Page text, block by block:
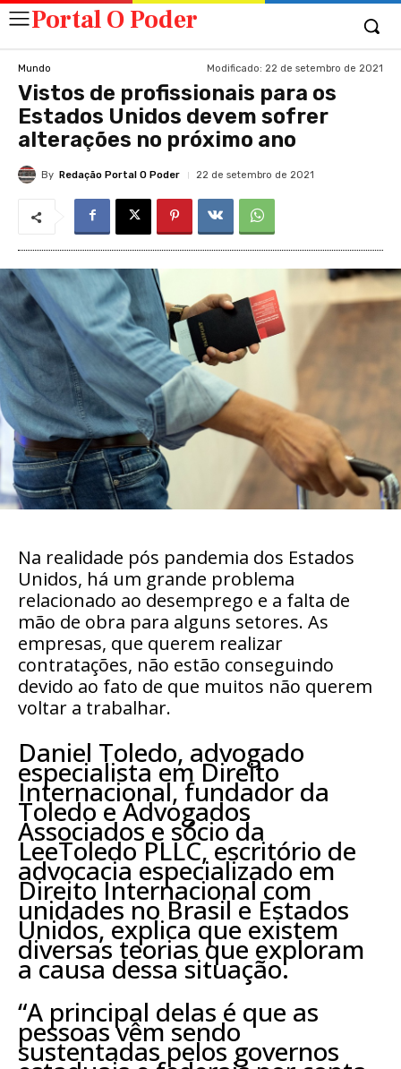
Portal O Poder
Mundo Modificado: 22 de setembro de 2021
Vistos de profissionais para os
Estados Unidos devem sofrer
alterações no próximo ano
By Redação Portal O Poder 22 de setembro de 2021
Na realidade pós pandemia dos Estados
Unidos, há um grande problema
relacionado ao desemprego e a falta de
mão de obra para alguns setores. As
empresas, que querem realizar
contratações, não estão conseguindo
devido ao fato de que muitos não querem
voltar a trabalhar.
Daniel Toledo, advogado
especialista em Direito
Internacional, fundador da
Toledo e Advogados
Associados e sócio da
LeeToledo PLLC, escritório de
advocacia especializado em
Direito Internacional com
unidades no Brasil e Estados
Unidos, explica que existem
diversas teorias que exploram
a causa dessa situação.
“A principal delas é que as
pessoas vêm sendo
sustentadas pelos governos